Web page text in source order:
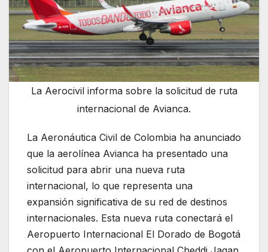
La Aerocivil informa sobre la solicitud de ruta
internacional de Avianca.
La Aeronáutica Civil de Colombia ha anunciado
que la aerolínea Avianca ha presentado una
solicitud para abrir una nueva ruta
internacional, lo que representa una
expansión significativa de su red de destinos
internacionales. Esta nueva ruta conectará el
Aeropuerto Internacional El Dorado de Bogotá